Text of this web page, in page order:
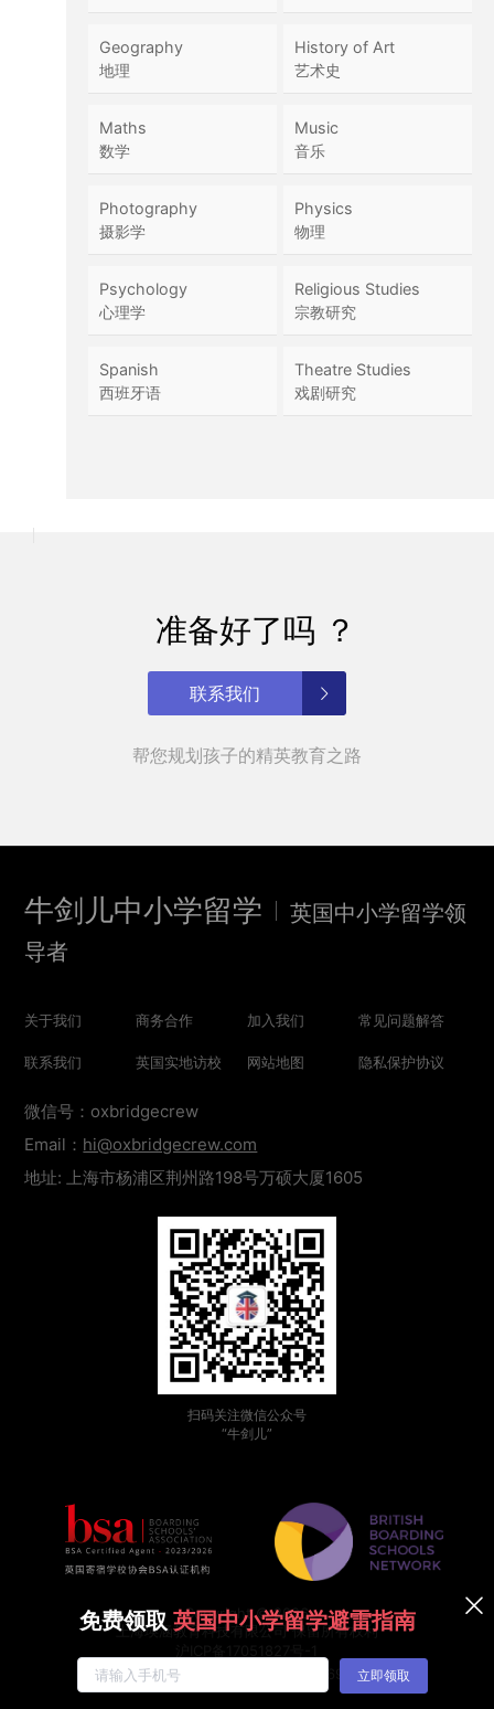
Geography
地理
History of Art
艺术史
Maths
数学
Music
音乐
Photography
摄影学
Physics
物理
Psychology
心理学
Religious Studies
宗教研究
Spanish
西班牙语
Theatre Studies
戏剧研究
准备好了吗 ？
联系我们
帮您规划孩子的精英教育之路
牛剑儿中小学留学
英国中小学留学领
导者
关于我们 商务合作 加入我们 常见问题解答
联系我们 英国实地访校 网站地图 隐私保护协议
微信号：oxbridgecrew
Email： hi@oxbridgecrew.com
地址: 上海市杨浦区荆州路198号万硕大厦1605
扫码关注微信公众号
“牛剑儿”
免费领取 英国中小学留学避雷指南
立即领取
Copyright © 2026
上海瑛涵教育科技有限公司 保留所有权利
沪公网安备31011002007769号